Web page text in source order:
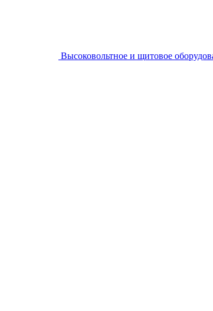
Высоковольтное и щитовое